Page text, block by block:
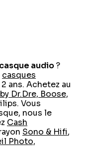
casque audio?
casques
ans. Achetez au
Dr.Dre, Boose,
Vous
nous le
Cash
Sono & Hifi,
Photo,